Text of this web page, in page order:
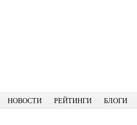
НОВОСТИ РЕЙТИНГИ БЛОГИ